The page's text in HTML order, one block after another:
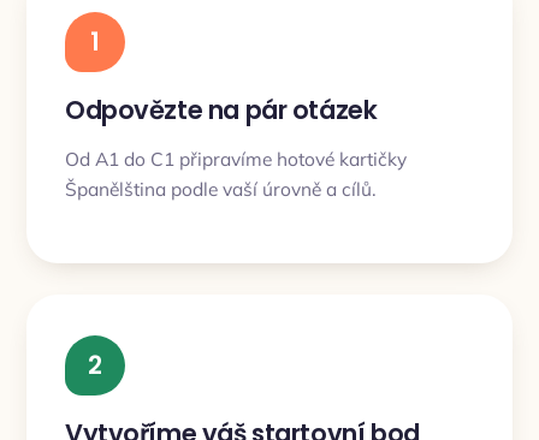
1
Odpovězte na pár otázek
Od A1 do C1 připravíme hotové kartičky
Španělština podle vaší úrovně a cílů.
2